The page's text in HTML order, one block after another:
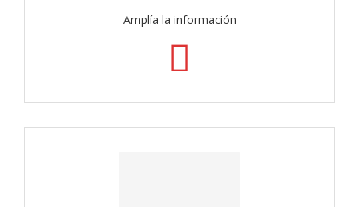
Amplía la información